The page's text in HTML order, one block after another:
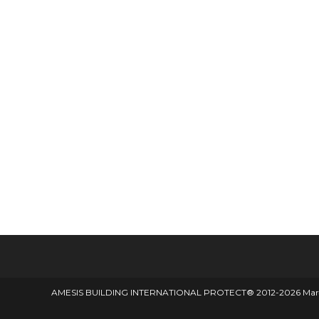
AMESIS BUILDING INTERNATIONAL PROTECT® 2012-2026